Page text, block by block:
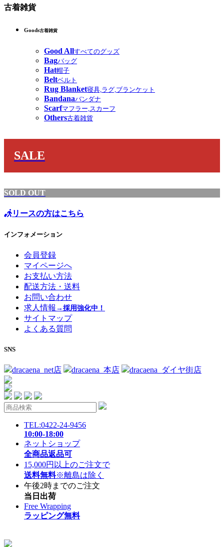
古着雑貨
Goods古着雑貨
Good Allすべてのグッズ
Bagバッグ
Hat帽子
Beltベルト
Rug Blanket寝具,ラグ,ブランケット
Bandanaバンダナ
Scarfマフラー,スカーフ
Others古着雑貨
SALE
SOLD OUT
リースの方はこちら
インフォメーション
会員登録
マイページへ
お支払い方法
配送方法・送料
お問い合わせ
求人情報 →採用強化中！
サイトマップ
よくある質問
SNS
dracaena_net店 dracaena_本店 dracaena_ダイヤ街店
TEL:0422-24-9456
10:00-18:00
ネットショップ
全商品返品可
15,000円以上のご注文で
送料無料※離島は除く
午後2時までのご注文
当日出荷
Free Wrapping
ラッピング無料